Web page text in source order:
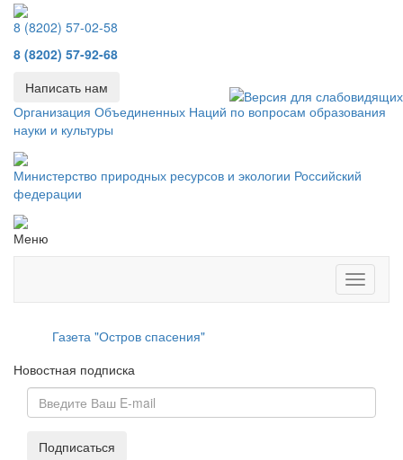
8 (8202) 57-02-58
8 (8202) 57-92-68
Написать нам
Организация Объединенных Наций по вопросам образования
науки и культуры
Министерство природных ресурсов и экологии Российский
федерации
Меню
Меню
Газета "Остров спасения"
Новостная подписка
Подписаться